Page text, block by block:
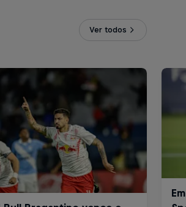
Ver todos